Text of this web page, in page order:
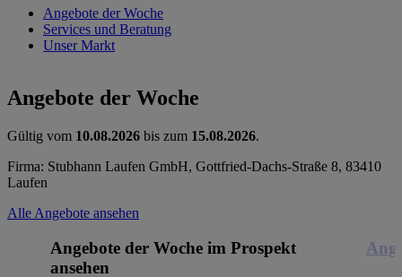
Angebote der Woche
Services und Beratung
Unser Markt
Angebote der Woche
Gültig vom 10.08.2026 bis zum 15.08.2026.
Firma: Stubhann Laufen GmbH, Gottfried-Dachs-Straße 8, 83410
Laufen
Alle Angebote ansehen
Angebote der Woche im Prospekt
ansehen